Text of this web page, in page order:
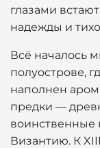
глазами
надежды и
Всё началось
полуострове,
наполнен
предки —
воинственные
Византию. К